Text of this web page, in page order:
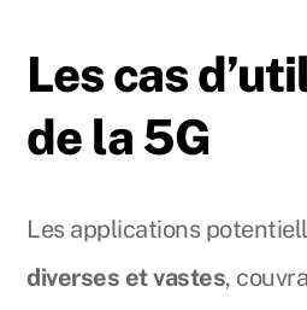
Les cas
de la 5G
Les applications
diverses et vastes,